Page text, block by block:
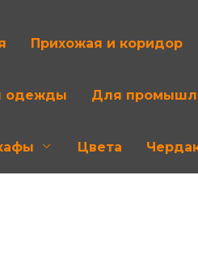
Прихожая и коридор
одежды Для
Цвета